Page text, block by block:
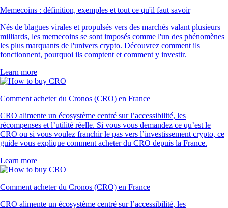
Memecoins : définition, exemples et tout ce qu'il faut savoir
Nés de blagues virales et propulsés vers des marchés valant plusieurs
milliards, les memecoins se sont imposés comme l'un des phénomènes
les plus marquants de l'univers crypto. Découvrez comment ils
fonctionnent, pourquoi ils comptent et comment y investir.
Learn more
Comment acheter du Cronos (CRO) en France
CRO alimente un écosystème centré sur l’accessibilité, les
récompenses et l’utilité réelle. Si vous vous demandez ce qu’est le
CRO ou si vous voulez franchir le pas vers l’investissement crypto, ce
guide vous explique comment acheter du CRO depuis la France.
Learn more
Comment acheter du Cronos (CRO) en France
CRO alimente un écosystème centré sur l’accessibilité, les